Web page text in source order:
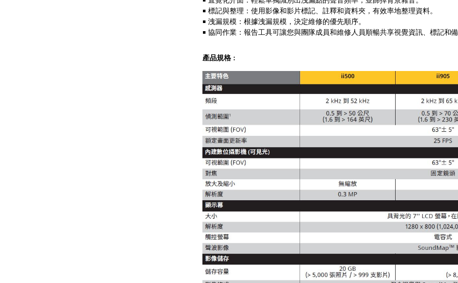
￭ 標記與整理：使用影像和影片標記、註釋和資料夾，有效率地整理資料。
￭ 洩漏規模：根據洩漏規模，決定維修的優先順序。
￭ 協同作業：報告工具可讓您與團隊成員和維修人員順暢共享視覺資訊、標記和
產品規格 :